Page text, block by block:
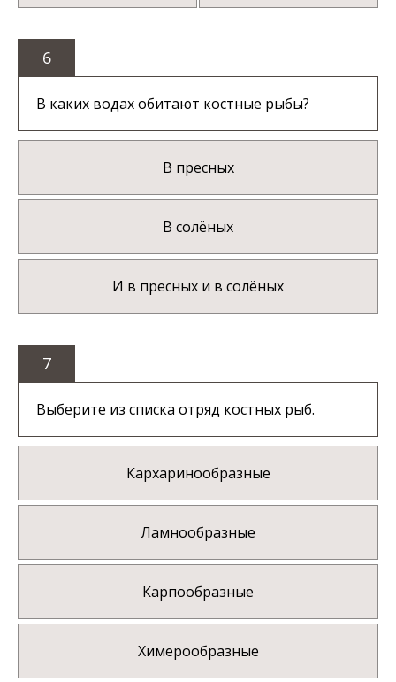
6
В каких водах обитают костные рыбы?
В пресных
В солёных
И в пресных и в солёных
7
Выберите из списка отряд костных рыб.
Кархаринообразные
Ламнообразные
Карпообразные
Химерообразные